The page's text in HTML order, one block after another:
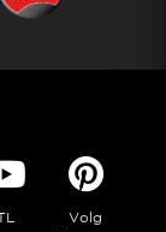
Volg